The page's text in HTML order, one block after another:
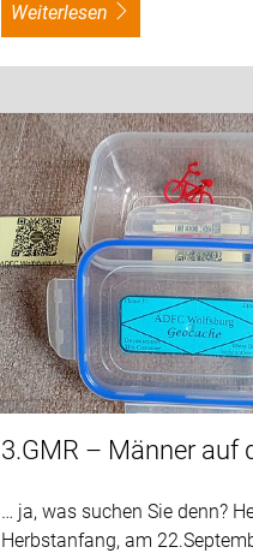
weiterlesen
3.GMR – Männer auf
… ja, was suchen Sie denn?
Herbstanfang, am